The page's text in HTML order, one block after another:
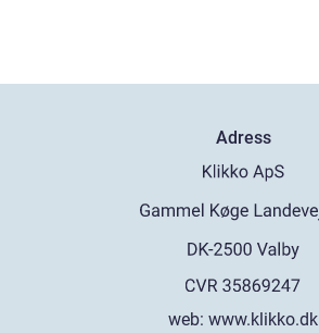
Adress
web: www.klikko.dk